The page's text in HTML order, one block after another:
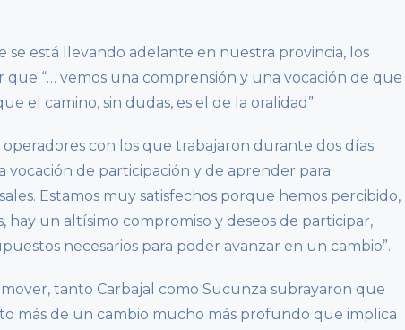
está llevando adelante en nuestra provincia, los
que “… vemos una comprensión y una vocación de que
el camino, sin dudas, es el de la oralidad”.
operadores con los que trabajaron durante dos días
vocación de participación y de aprender para
Estamos muy satisfechos porque hemos percibido,
un altísimo compromiso y deseos de participar,
necesarios para poder avanzar en un cambio”.
tanto Carbajal como Sucunza subrayaron que
más de un cambio mucho más profundo que implica